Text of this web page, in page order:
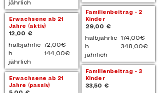
Familienbeitrag - 2
Kinder
29,00 €
halbjährlic
h
jährlich
174,00€
348,00€
Familienbeitrag - 3
Kinder
33,50 €
jährlich
Erwachsene ab 21
Jahre (aktiv)
12,00 €
halbjährlic
h
jährlich
72,00€
144,00€
Erwachsene ab 21
Jahre (passiv)